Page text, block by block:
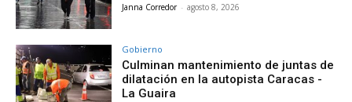
Janna Corredor - agosto 8, 2026
Gobierno
Culminan mantenimiento de juntas de
dilatación en la autopista Caracas -
La Guaira